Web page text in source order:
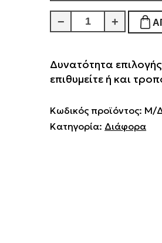
−
The
Book
Better
ποσότητα
+
Δυνατότητα
επιθυμείτε ή και
Κωδικός προϊόντος: Μ/
Κατηγορία: Διάφορα